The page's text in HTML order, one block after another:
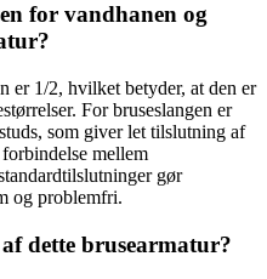
for vandhanen og
er 1/2, hvilket betyder, at den er
For bruseslangen er
som giver let tilslutning af
mellem
gør
og problemfri.
dette brusearmatur?